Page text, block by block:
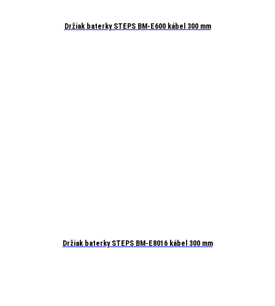
Držiak baterky STEPS BM-E600 kábel 300 mm
Držiak baterky STEPS BM-E8016 kábel 300 mm